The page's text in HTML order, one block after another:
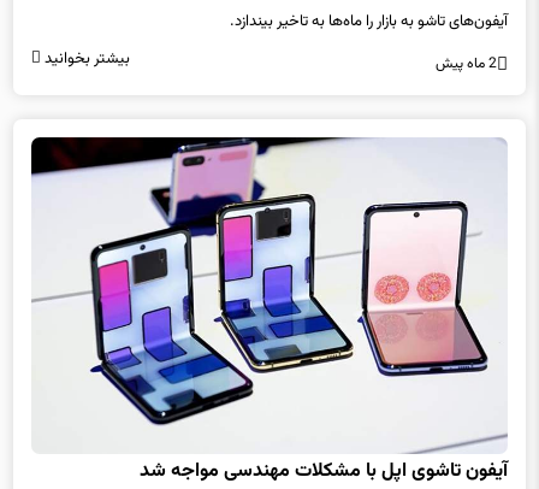
آیفون‌های تاشو به بازار را ماه‌ها به تاخیر بیندازد.
2 ماه پیش بیشتر بخوانید
آیفون تاشوی اپل با مشکلات مهندسی مواجه شد